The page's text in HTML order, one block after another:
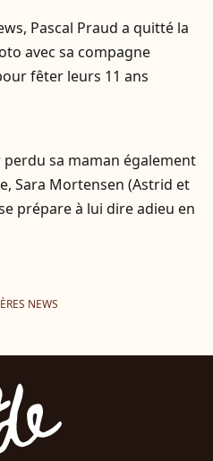
Pascal Praud a quitté la
avec sa compagne
fêter leurs 11 ans
perdu sa maman également
Sara Mortensen (Astrid et
prépare à lui dire adieu en
NEWS